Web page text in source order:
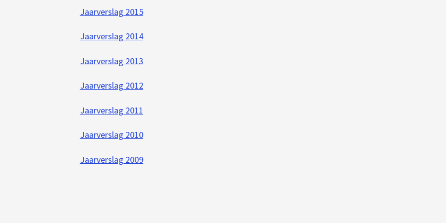
Jaarverslag 2015
Jaarverslag 2014
Jaarverslag 2013
Jaarverslag 2012
Jaarverslag 2011
Jaarverslag 2010
Jaarverslag 2009